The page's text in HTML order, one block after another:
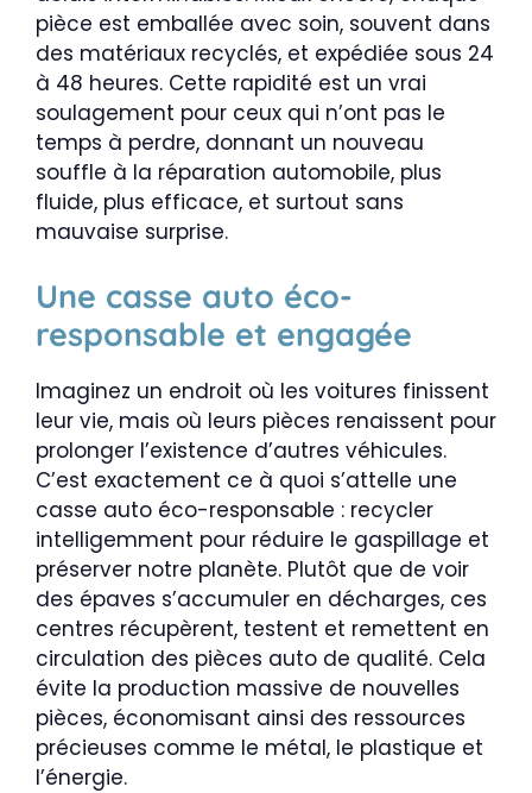
pièce est emballée avec soin, souvent dans
des matériaux recyclés, et expédiée sous 24
à 48 heures. Cette rapidité est un vrai
soulagement pour ceux qui n’ont pas le
temps à perdre, donnant un nouveau
souffle à la réparation automobile, plus
fluide, plus efficace, et surtout sans
mauvaise surprise.
Une casse auto éco-
responsable et engagée
Imaginez un endroit où les voitures finissent
leur vie, mais où leurs pièces renaissent pour
prolonger l’existence d’autres véhicules.
C’est exactement ce à quoi s’attelle une
casse auto éco-responsable : recycler
intelligemment pour réduire le gaspillage et
préserver notre planète. Plutôt que de voir
des épaves s’accumuler en décharges, ces
centres récupèrent, testent et remettent en
circulation des pièces auto de qualité. Cela
évite la production massive de nouvelles
pièces, économisant ainsi des ressources
précieuses comme le métal, le plastique et
l’énergie.